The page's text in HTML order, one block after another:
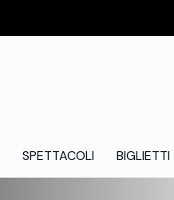
SPETTACOLI BIGLIETTI